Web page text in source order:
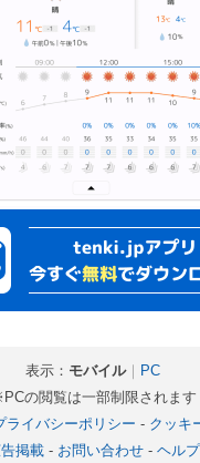
表示： モバイル｜ PC
の閲覧は一部制限されます
ライバシーポリシー - クッキ
掲載- お問い合わせ- ヘルプ